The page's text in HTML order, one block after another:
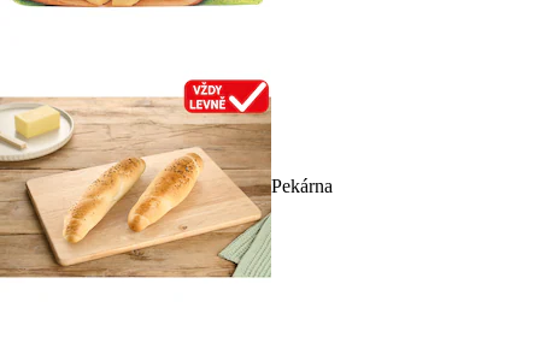
Pekárna